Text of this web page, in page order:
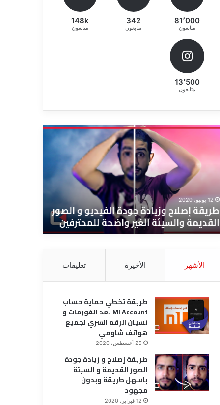
81٬000
متابعون
342
متابعون
148k
متابعون
13٬500
متابعون
12 يونيو، 2020
طريقة إصلاح وزيادة جودة الفيديو و الصور
القديمة والسيئة الغير واضحة للمحترفين
طريقة
الرقم
الأشهر الأخيرة تعليقات
طريقة تخطي حماية حساب
MI Account بعد الفورمات و
نسيان الرقم السري لجميع
هواتف شاومي
25 أغسطس، 2020
طريقة إصلاح و زيادة جودة
الصور القديمة و السيئة
باسهل طريقة وبدون
مجهود
12 فبراير، 2020